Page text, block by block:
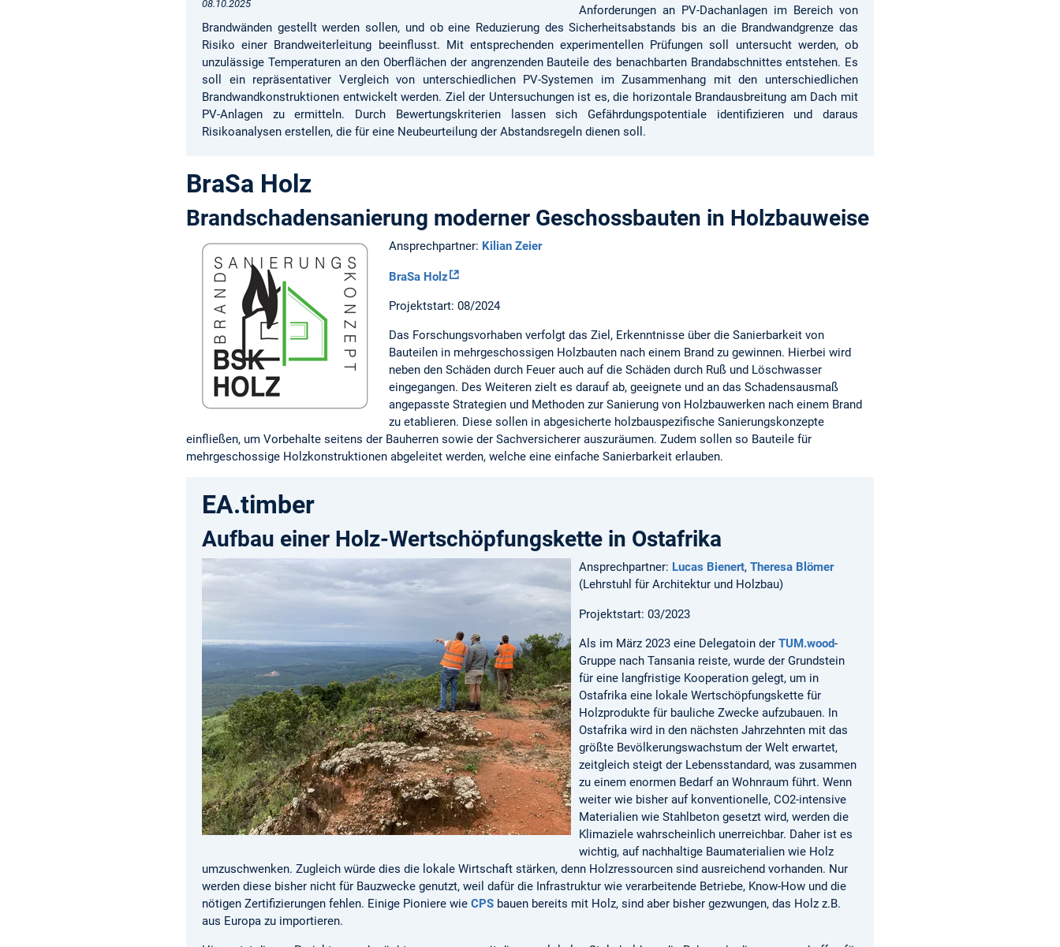
08.10.2025
Anforderungen an PV-Dachanlagen im Bereich von
Brandwänden gestellt werden sollen, und ob eine Reduzierung des Sicherheitsabstands bis an die Brandwandgrenze das
Risiko einer Brandweiterleitung beeinflusst. Mit entsprechenden experimentellen Prüfungen soll untersucht werden, ob
unzulässige Temperaturen an den Oberflächen der angrenzenden Bauteile des benachbarten Brandabschnittes entstehen. Es
soll ein repräsentativer Vergleich von unterschiedlichen PV-Systemen im Zusammenhang mit den unterschiedlichen
Brandwandkonstruktionen entwickelt werden. Ziel der Untersuchungen ist es, die horizontale Brandausbreitung am Dach mit
PV-Anlagen zu ermitteln. Durch Bewertungskriterien lassen sich Gefährdungspotentiale identifizieren und daraus
Risikoanalysen erstellen, die für eine Neubeurteilung der Abstandsregeln dienen soll.
BraSa Holz
Brandschadensanierung moderner Geschossbauten in Holzbauweise
Ansprechpartner: Kilian Zeier
BraSa Holz
Projektstart: 08/2024
Das Forschungsvorhaben verfolgt das Ziel, Erkenntnisse über die Sanierbarkeit von
Bauteilen in mehrgeschossigen Holzbauten nach einem Brand zu gewinnen. Hierbei wird
neben den Schäden durch Feuer auch auf die Schäden durch Ruß und Löschwasser
eingegangen. Des Weiteren zielt es darauf ab, geeignete und an das Schadensausmaß
angepasste Strategien und Methoden zur Sanierung von Holzbauwerken nach einem Brand
zu etablieren. Diese sollen in abgesicherte holzbauspezifische Sanierungskonzepte
einfließen, um Vorbehalte seitens der Bauherren sowie der Sachversicherer auszuräumen. Zudem sollen so Bauteile für
mehrgeschossige Holzkonstruktionen abgeleitet werden, welche eine einfache Sanierbarkeit erlauben.
EA.timber
Aufbau einer Holz-Wertschöpfungskette in Ostafrika
Ansprechpartner: Lucas Bienert, Theresa Blömer
(Lehrstuhl für Architektur und Holzbau)
Projektstart: 03/2023
Als im März 2023 eine Delegatoin der TUM.wood-
Gruppe nach Tansania reiste, wurde der Grundstein
für eine langfristige Kooperation gelegt, um in
Ostafrika eine lokale Wertschöpfungskette für
Holzprodukte für bauliche Zwecke aufzubauen. In
Ostafrika wird in den nächsten Jahrzehnten mit das
größte Bevölkerungswachstum der Welt erwartet,
zeitgleich steigt der Lebensstandard, was zusammen
zu einem enormen Bedarf an Wohnraum führt. Wenn
weiter wie bisher auf konventionelle, CO2-intensive
Materialien wie Stahlbeton gesetzt wird, werden die
Klimaziele wahrscheinlich unerreichbar. Daher ist es
wichtig, auf nachhaltige Baumaterialien wie Holz
umzuschwenken. Zugleich würde dies die lokale Wirtschaft stärken, denn Holzressourcen sind ausreichend vorhanden. Nur
werden diese bisher nicht für Bauzwecke genutzt, weil dafür die Infrastruktur wie verarbeitende Betriebe, Know-How und die
nötigen Zertifizierungen fehlen. Einige Pioniere wie CPS bauen bereits mit Holz, sind aber bisher gezwungen, das Holz z.B.
aus Europa zu importieren.